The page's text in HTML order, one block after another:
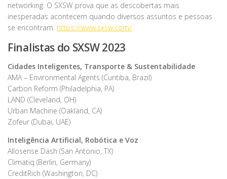
networking. O SXSW prova que as descobertas mais
inesperadas acontecem quando diversos assuntos e pessoas
se encontram. https://www.sxsw.com/
Finalistas do SXSW 2023
Cidades Inteligentes, Transporte & Sustentabilidade
AMA – Environmental Agents (Curitiba, Brazil)
Carbon Reform (Philadelphia, PA)
LAND (Cleveland, OH)
Urban Machine (Oakland, CA)
Zofeur (Dubai, UAE)
Inteligência Artificial, Robótica e Voz
Allosense Dash (San Antonio, TX)
Climatiq (Berlin, Germany)
CreditRich (Washington, DC)